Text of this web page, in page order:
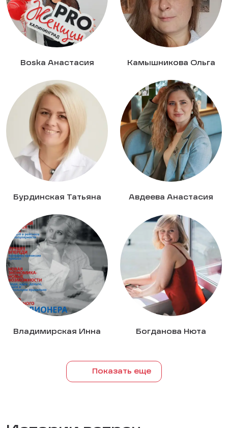
Boska Анастасия Камышникова Ольга
Бурдинская Татьяна Авдеева Анастасия
Владимирская Инна Богданова Нюта
Показать еще